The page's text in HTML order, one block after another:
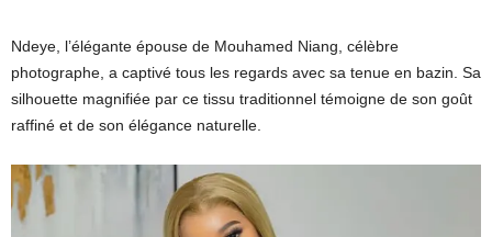
Ndeye, l’élégante épouse de Mouhamed Niang, célèbre
photographe, a captivé tous les regards avec sa tenue en bazin. Sa
silhouette magnifiée par ce tissu traditionnel témoigne de son goût
raffiné et de son élégance naturelle.